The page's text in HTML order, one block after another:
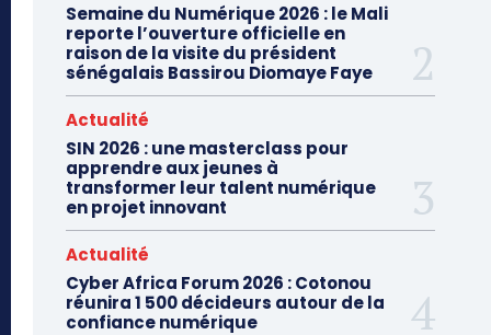
Semaine du Numérique 2026 : le Mali
reporte l’ouverture officielle en
raison de la visite du président
sénégalais Bassirou Diomaye Faye
Actualité
SIN 2026 : une masterclass pour
apprendre aux jeunes à
transformer leur talent numérique
en projet innovant
Actualité
Cyber Africa Forum 2026 : Cotonou
réunira 1 500 décideurs autour de la
confiance numérique